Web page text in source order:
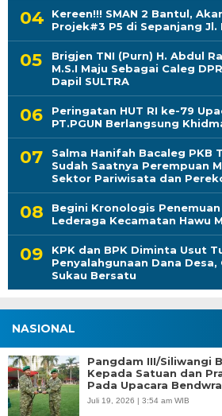
Kereen!!! SMAN 2 Bantul,
Projek#3 P5 di Sepanjang Jl.
Brigjen TNI (Purn) H. Abdul
M.S.I Maju Sebagai Caleg
Dapil SULTRA
Peringatan HUT RI ke-79
PT.PGUN Berlangsung
Salma Hanifah Bacaleg PKB
Sudah Saatnya Perempuan
Sektor Pariwisata dan
Begini Kronologis
Lederaga Kecamatan Hawu
KPK dan BPK Diminta Usut
Penyalahgunaan Dana
Sukau Bersatu
NASIONAL
Pangdam III/Siliwangi
Kepada Satuan dan
Pada Upacara Bendwra
Juli 19, 2026 | 3:54 am WIB